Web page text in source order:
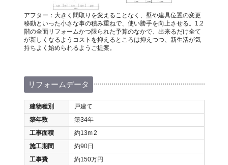
アフター：大きく間取りを変えることなく、壁や建具位置の変更
移動といった小さな事の積み重ねで、使い勝手を向上させる。1.2
階の全面リフォームかつ限られた予算のなかで、出来るだけ全て
が新しくなるようコストを抑えるところは抑えつつ、新生活が気
持ちよく始められるようご提案。
リフォームデータ
建物種別
戸建て
築年数
築34年
工事面積
約13m2
施工期間
約90日
工事費
約150万円